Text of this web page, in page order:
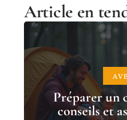
Article en
Préparer un
conseils et